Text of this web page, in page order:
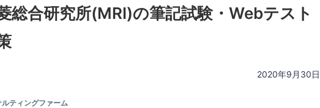
総合研究所(MRI)の筆記試験・Webテスト
2020年9月30日
ルティングファーム